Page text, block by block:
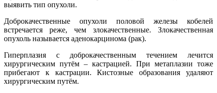
выявить тип опухоли.
Доброкачественные опухоли половой железы кобелей
встречается реже, чем злокачественные. Злокачественная
опухоль называется аденокарцинома (рак).
Гиперплазия с доброкачественным течением лечится
хирургическим путём – кастрацией. При метаплазии тоже
прибегают к кастрации. Кистозные образования удаляют
хирургическим путём.